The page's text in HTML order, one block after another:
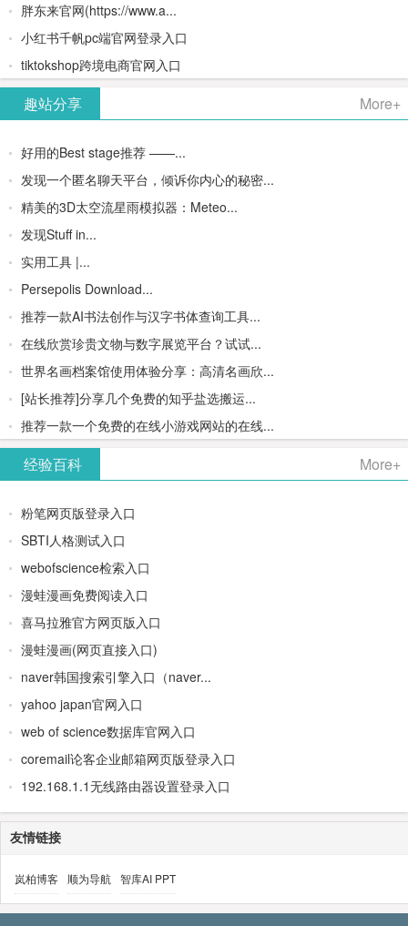
胖东来官网(https://www.a...
小红书千帆pc端官网登录入口
tiktokshop跨境电商官网入口
趣站分享 More+
好用的Best stage推荐 ——...
发现一个匿名聊天平台，倾诉你内心的秘密...
精美的3D太空流星雨模拟器：Meteo...
发现Stuff in...
实用工具 |...
Persepolis Download...
推荐一款AI书法创作与汉字书体查询工具...
在线欣赏珍贵文物与数字展览平台？试试...
世界名画档案馆使用体验分享：高清名画欣...
[站长推荐]分享几个免费的知乎盐选搬运...
推荐一款一个免费的在线小游戏网站的在线...
经验百科 More+
粉笔网页版登录入口
SBTI人格测试入口
webofscience检索入口
漫蛙漫画免费阅读入口
喜马拉雅官方网页版入口
漫蛙漫画(网页直接入口)
naver韩国搜索引擎入口（naver...
yahoo japan官网入口
web of science数据库官网入口
coremail论客企业邮箱网页版登录入口
192.168.1.1无线路由器设置登录入口
友情链接
岚柏博客 顺为导航 智库AI PPT